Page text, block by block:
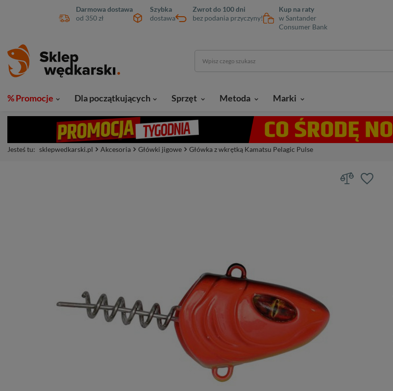
Darmowa dostawa
od 350 zł
Szybka
dostawa
Zwrot do 100 dni
bez podania przyczyny!
Kup na raty
w Santander
Consumer Bank
% Promocje Dla początkujących Sprzęt Metoda Marki
Jesteś tu: sklepwedkarski.pl Akcesoria Główki jigowe Główka z wkrętką Kamatsu Pelagic Pulse